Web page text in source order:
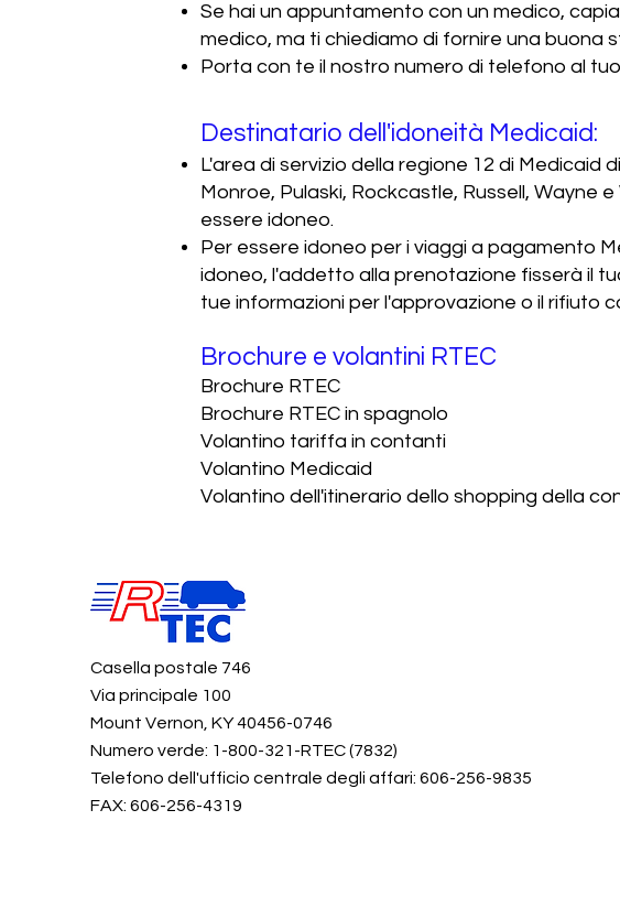
Se hai un appuntamento con un medico,
medico, ma ti chiediamo di fornire una buona
Porta con te il nostro numero di telefono al
Destinatario dell'idoneità Medicaid:
L'area di servizio della regione 12 di Medicaid
Monroe, Pulaski, Rockcastle, Russell, Wayne
essere idoneo.
Per essere idoneo per i viaggi a pagamento
idoneo, l'addetto alla prenotazione fisserà il
tue informazioni per l'approvazione o il rifiuto
Brochure e volantini RTEC
Brochure RTEC
Brochure RTEC in spagnolo
Volantino tariffa in contanti
Volantino Medicaid
Volantino dell'itinerario dello shopping della
Casella postale 746
Via principale 100
Mount Vernon, KY 40456-0746
Numero verde: 1-800-321-RTEC (7832)
Telefono dell'ufficio centrale degli affari: 606-256-9835
FAX: 606-256-4319